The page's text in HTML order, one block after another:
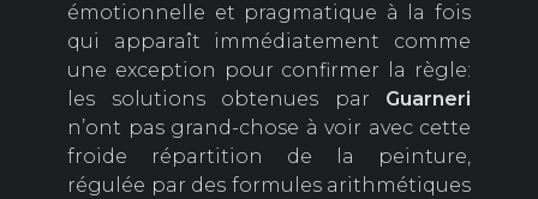
émotionnelle et pragmatique à la fois
qui apparaît immédiatement comme
une exception pour confirmer la règle:
les solutions obtenues par Guarneri
n’ont pas grand-chose à voir avec cette
froide répartition de la peinture,
régulée par des formules arithmétiques